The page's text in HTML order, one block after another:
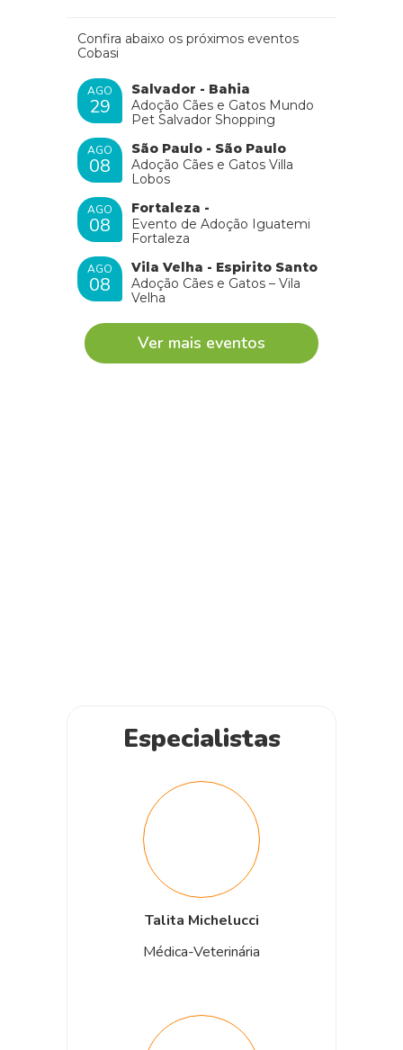
Confira abaixo os próximos eventos
Cobasi
AGO
29
Salvador - Bahia
Adoção Cães e Gatos Mundo
Pet Salvador Shopping
AGO
08
São Paulo - São Paulo
Adoção Cães e Gatos Villa
Lobos
AGO
08
Fortaleza -
Evento de Adoção Iguatemi
Fortaleza
AGO
08
Vila Velha - Espirito Santo
Adoção Cães e Gatos – Vila
Velha
Ver mais eventos
Especialistas
Talita Michelucci
Médica-Veterinária